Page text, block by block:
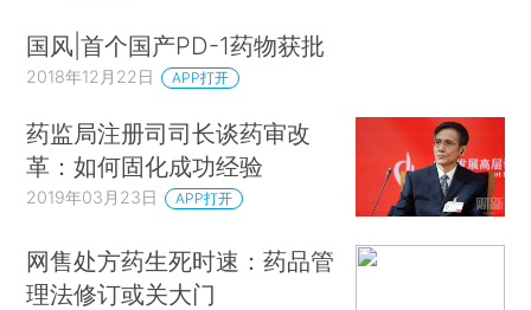
国风|首个国产PD-1药物获批
2018年12月22日 APP打开
药监局注册司司长谈药审改
革：如何固化成功经验
2019年03月23日 APP打开
网售处方药生死时速：药品管
理法修订或关大门